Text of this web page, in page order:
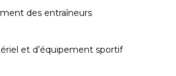
des entraîneurs
et d’équipement sportif